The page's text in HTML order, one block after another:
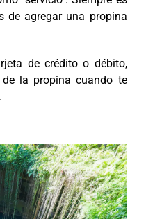
de agregar una propina
de crédito o débito,
la propina cuando te